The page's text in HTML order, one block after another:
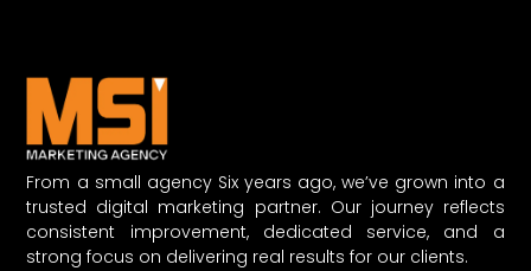
From a small agency Six years ago, we’ve grown into a
trusted digital marketing partner. Our journey reflects
consistent improvement, dedicated service, and a
strong focus on delivering real results for our clients.